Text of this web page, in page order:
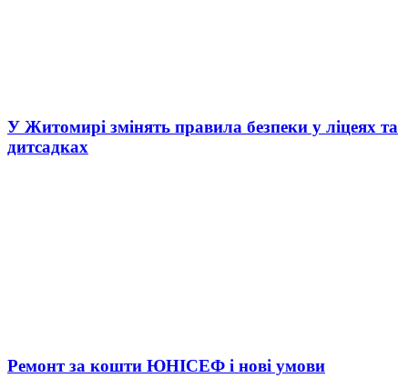
У Житомирі змінять правила безпеки у ліцеях та
дитсадках
Ремонт за кошти ЮНІСЕФ і нові умови